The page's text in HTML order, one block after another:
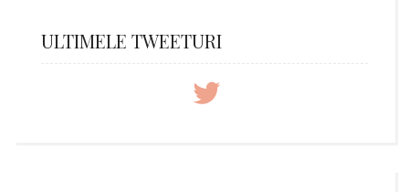
ULTIMELE TWEETURI